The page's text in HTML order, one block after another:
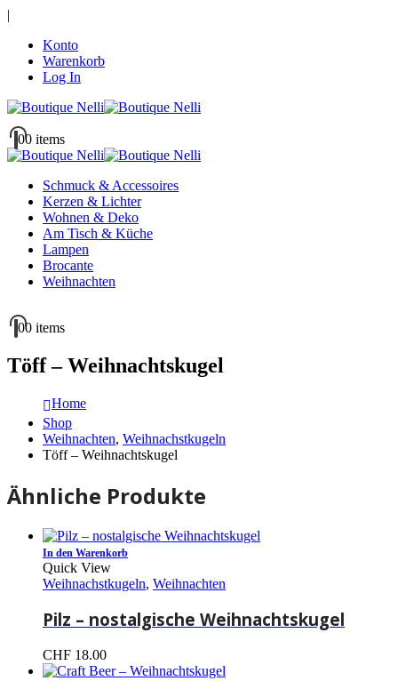
|
Konto
Warenkorb
Log In
00 items
Schmuck & Accessoires
Kerzen & Lichter
Wohnen & Deko
Am Tisch & Küche
Lampen
Brocante
Weihnachten
00 items
Töff – Weihnachtskugel
Home
Shop
Weihnachten, Weihnachstkugeln
Töff – Weihnachtskugel
Ähnliche Produkte
In den Warenkorb
Quick View
Weihnachstkugeln, Weihnachten
Pilz – nostalgische Weihnachtskugel
CHF 18.00